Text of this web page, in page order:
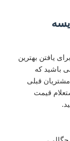
یافتن بهترین
باشید که
قبلی
قیمت